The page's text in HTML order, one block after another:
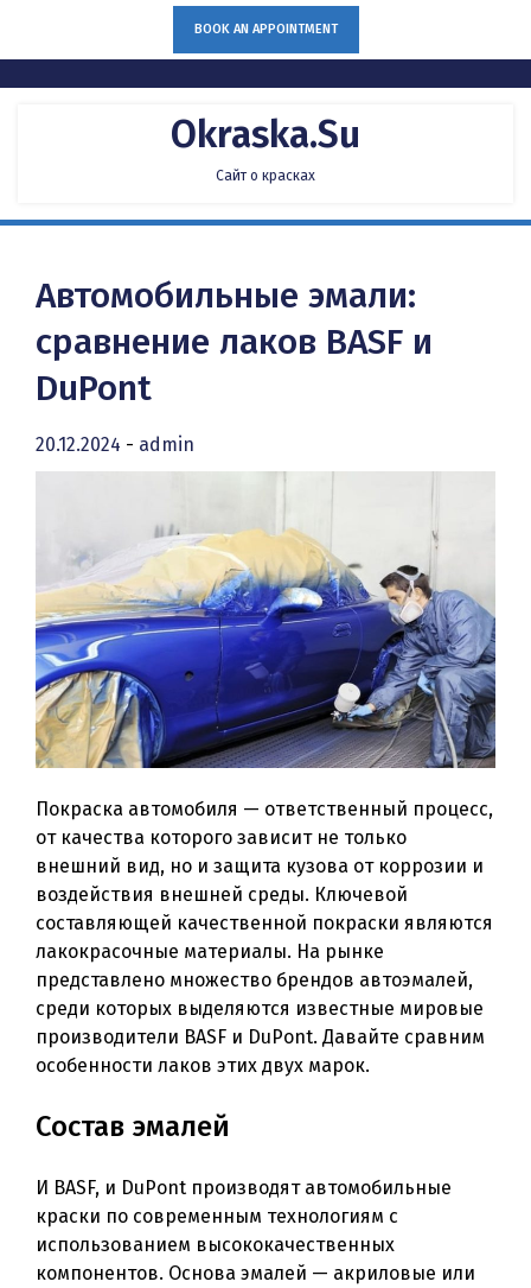
BOOK AN APPOINTMENT
Okraska.su
Сайт о красках
Автомобильные эмали:
сравнение лаков BASF и
DuPont
20.12.2024 - admin
Покраска автомобиля — ответственный процесс,
от качества которого зависит не только
внешний вид, но и защита кузова от коррозии и
воздействия внешней среды. Ключевой
составляющей качественной покраски являются
лакокрасочные материалы. На рынке
представлено множество брендов автоэмалей,
среди которых выделяются известные мировые
производители BASF и DuPont. Давайте сравним
особенности лаков этих двух марок.
Состав эмалей
И BASF, и DuPont производят автомобильные
краски по современным технологиям с
использованием высококачественных
компонентов. Основа эмалей — акриловые или